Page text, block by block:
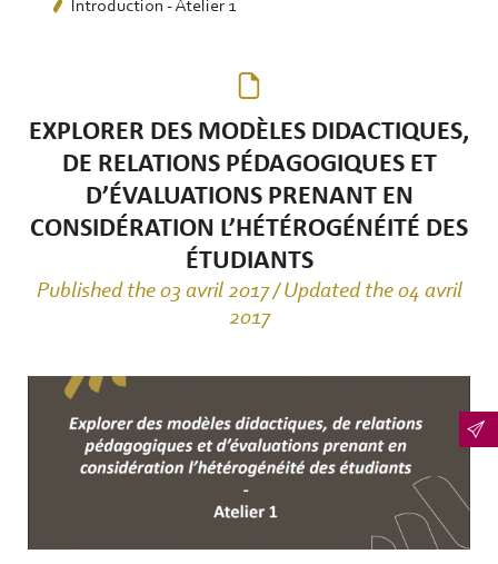
Introduction - Atelier 1
EXPLORER DES MODÈLES DIDACTIQUES,
DE RELATIONS PÉDAGOGIQUES ET
D’ÉVALUATIONS PRENANT EN
CONSIDÉRATION L’HÉTÉROGÉNÉITÉ DES
ÉTUDIANTS
Published the 03 avril 2017 / Updated the 04 avril
2017